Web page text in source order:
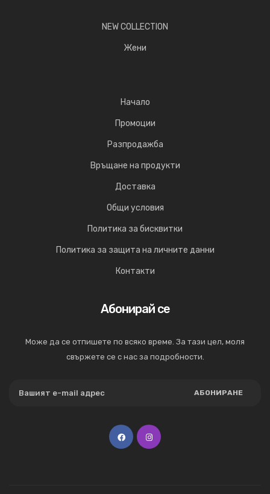
NEW COLLECTION
Жени
Начало
Промоции
Разпродажба
Връщане на продукти
Доставка
Общи условия
Политика за бисквитки
Политика за защита на личните данни
Контакти
Абонирай се
Може да се отпишете по всяко време. За тази цел, моля
свържете се с нас за подробности.
АБОНИРАНЕ